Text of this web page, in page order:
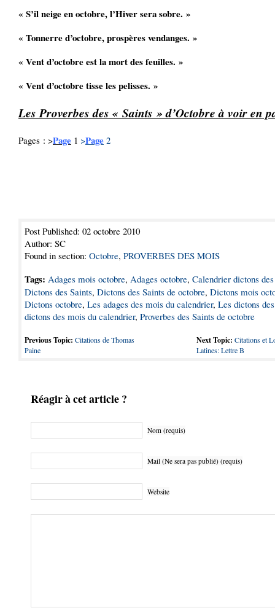
« S’il neige en octobre, l’Hiver sera sobre. »
« Tonnerre d’octobre, prospères vendanges. »
« Vent d’octobre est la mort des feuilles. »
« Vent d’octobre tisse les pelisses. »
Les Proverbes des « Saints » d’Octobre à voir en
Pages : >Page 1 >Page 2
Post Published: 02 octobre 2010
Author: SC
Found in section: Octobre, PROVERBES DES MOIS
Tags: Adages mois octobre, Adages octobre, Calendrier dictons
Dictons des Saints, Dictons des Saints de octobre, Dictons mois
Dictons octobre, Les adages des mois du calendrier, Les dictons
dictons des mois du calendrier, Proverbes des Saints de octobre
Previous Topic: Citations de Thomas
Paine
Next Topic: Citations et
Latines: Lettre B
Réagir à cet article ?
Nom (requis)
Mail (Ne sera pas publié) (requis)
Website